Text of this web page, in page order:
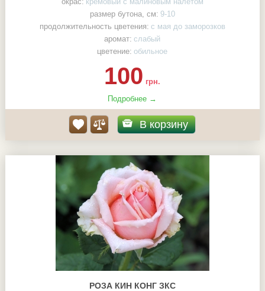
размер бутона, см: 9-10
продолжительность цветения: с мая до заморозков
аромат: слабый
цветение: обильное
100 грн.
Подробнее →
В корзину
РОЗА КИН КОНГ ЗКС